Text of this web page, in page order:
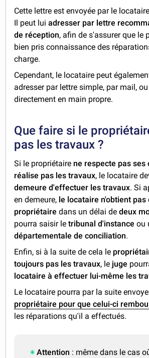
Cette lettre est envoyée par le
Il peut lui adresser par lettre
de réception, afin de s'assurer que le
bien pris connaissance des
charge.
Cependant, le locataire peut
adresser par lettre simple, par mail,
directement en main propre.
Que faire si le
pas les travaux ?
Si le propriétaire ne respecte pas ses
réalise pas les travaux, le locataire
demeure d'effectuer les travaux. Si
en demeure, le locataire n'obtient pas
propriétaire dans un délai dedeux
pourra saisir le tribunal d'instanceou
départementale de conciliation.
Enfin, si à la suite de cela le
toujours pas les travaux, le juge
locataire à effectuer lui-même les
Le locataire pourra par la suite
propriétaire pour que celui-ci
les réparations qu'il a effectués.
Attention : même dans le cas